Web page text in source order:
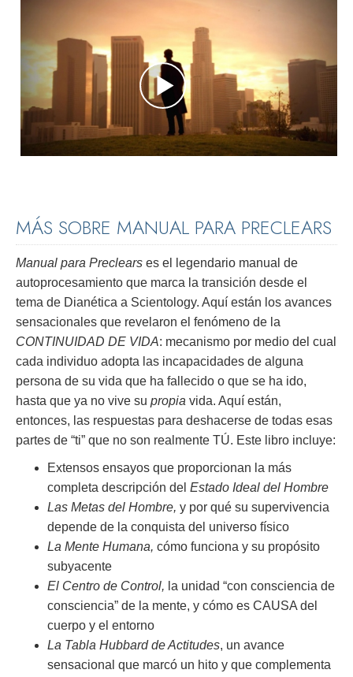
MÁS SOBRE MANUAL PARA PRECLEARS
Manual para Preclears es el legendario manual de
autoprocesamiento que marca la transición desde el
tema de Dianética a Scientology. Aquí están los avances
sensacionales que revelaron el fenómeno de la
CONTINUIDAD DE VIDA: mecanismo por medio del cual
cada individuo adopta las incapacidades de alguna
persona de su vida que ha fallecido o que se ha ido,
hasta que ya no vive su propia vida. Aquí están,
entonces, las respuestas para deshacerse de todas esas
partes de “ti” que no son realmente TÚ. Este libro incluye:
Extensos ensayos que proporcionan la más
completa descripción del Estado Ideal del Hombre
Las Metas del Hombre, y por qué su supervivencia
depende de la conquista del universo físico
La Mente Humana, cómo funciona y su propósito
subyacente
El Centro de Control, la unidad “con consciencia de
consciencia” de la mente, y cómo es CAUSA del
cuerpo y el entorno
La Tabla Hubbard de Actitudes, un avance
sensacional que marcó un hito y que complementa